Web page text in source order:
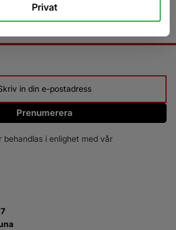
Prenumerera
behandlas i enlighet med vår
Privat